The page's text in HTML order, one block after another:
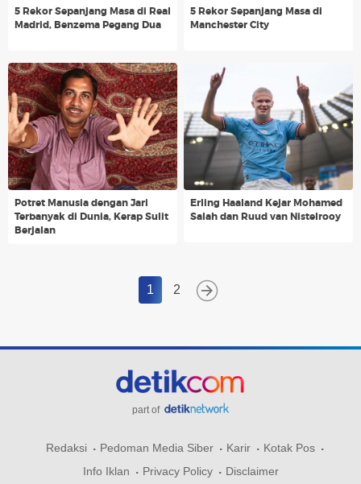
5 Rekor Sepanjang Masa di Real
Madrid, Benzema Pegang Dua
5 Rekor Sepanjang Masa di
Manchester City
Potret Manusia dengan Jari
Terbanyak di Dunia, Kerap Sulit
Berjalan
Erling Haaland Kejar Mohamed
Salah dan Ruud van Nistelrooy
1 2
part of
Redaksi Pedoman Media Siber Karir
Kotak Pos
Info Iklan
Privacy Policy Disclaimer